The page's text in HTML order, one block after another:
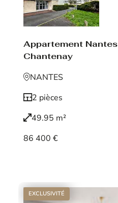
Appartement Nantes
Chantenay
NANTES
2 pièces
49.95 m²
86 400 €
EXCLUSIVITÉ